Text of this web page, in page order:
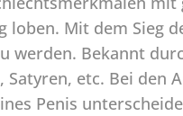
loben. Mit dem Sieg
werden. Bekannt
Satyren, etc. Bei den
Penis